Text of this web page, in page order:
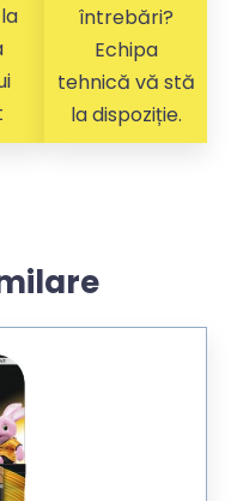
întrebări?
Echipa
tehnică vă stă
la dispoziție.